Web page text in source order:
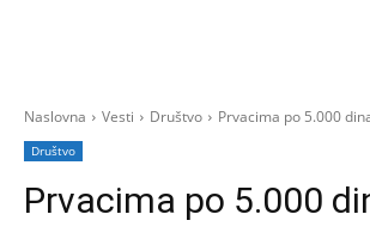
Naslovna Vesti Društvo Prvacima po 5.000
Društvo
Prvacima po 5.000